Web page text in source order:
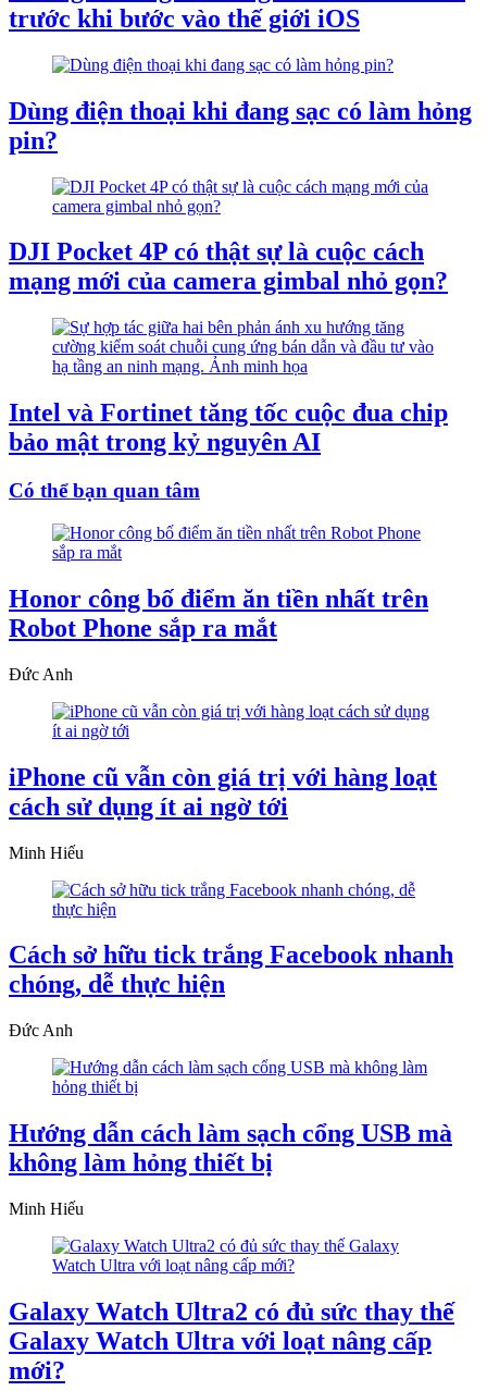
trước khi bước vào thế giới iOS
Dùng điện thoại khi đang sạc có làm hỏng
pin?
DJI Pocket 4P có thật sự là cuộc cách
mạng mới của camera gimbal nhỏ gọn?
Intel và Fortinet tăng tốc cuộc đua chip
bảo mật trong kỷ nguyên AI
Có thể bạn quan tâm
Honor công bố điểm ăn tiền nhất trên
Robot Phone sắp ra mắt
Đức Anh
iPhone cũ vẫn còn giá trị với hàng loạt
cách sử dụng ít ai ngờ tới
Minh Hiếu
Cách sở hữu tick trắng Facebook nhanh
chóng, dễ thực hiện
Đức Anh
Hướng dẫn cách làm sạch cổng USB mà
không làm hỏng thiết bị
Minh Hiếu
Galaxy Watch Ultra2 có đủ sức thay thế
Galaxy Watch Ultra với loạt nâng cấp
mới?